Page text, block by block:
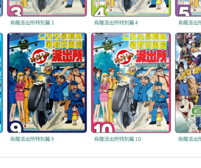
烏龍派出所特別篇 3 烏龍派出所特別篇 4 烏龍派出
烏龍派出所特別篇 9 烏龍派出所特別篇 10